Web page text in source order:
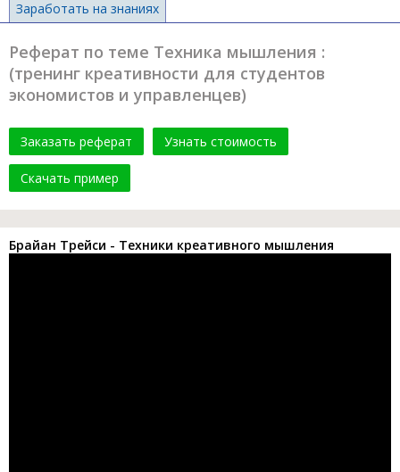
Заработать на знаниях
Реферат по теме Техника мышления :
(тренинг креативности для студентов
экономистов и управленцев)
Заказать реферат Узнать стоимость
Скачать пример
Брайан Трейси - Техники креативного мышления